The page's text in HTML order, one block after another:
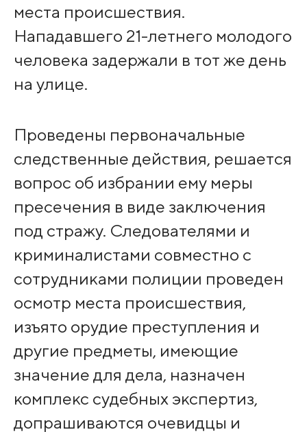
места происшествия.
Нападавшего 21-летнего молодого
человека задержали в тот же день
на улице.
Проведены первоначальные
следственные действия, решается
вопрос об избрании ему меры
пресечения в виде заключения
под стражу. Следователями и
криминалистами совместно с
сотрудниками полиции проведен
осмотр места происшествия,
изъято орудие преступления и
другие предметы, имеющие
значение для дела, назначен
комплекс судебных экспертиз,
допрашиваются очевидцы и